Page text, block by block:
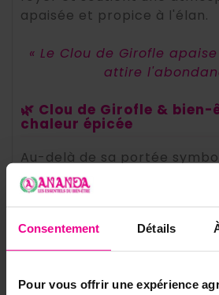
Consentement Détails
Pour vous offrir une expérience
apaisée et propice à l'élan.
« Le Clou de Girofle
attire
🌿 Clou de Girofle & bien-
chaleur épicée
Au-delà de sa portée
essentielle de Clou de
note épicée, chaude et
un climat cosy et
particulièrement apprécié